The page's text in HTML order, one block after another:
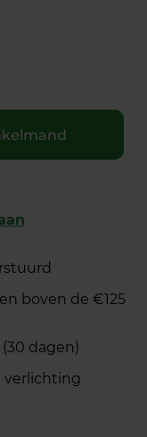
boven de €125
(30 dagen)
verlichting